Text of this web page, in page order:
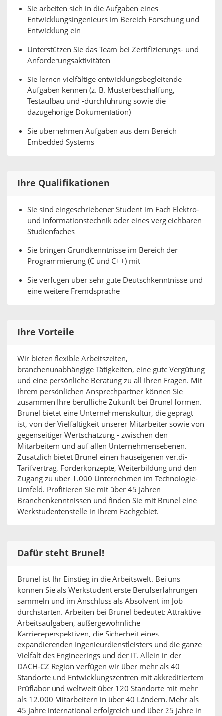
Sie arbeiten sich in die Aufgaben eines
Entwicklungsingenieurs im Bereich Forschung und
Entwicklung ein
Unterstützen Sie das Team bei Zertifizierungs- und
Anforderungsaktivitäten
Sie lernen vielfältige entwicklungsbegleitende
Aufgaben kennen (z. B. Musterbeschaffung,
Testaufbau und -durchführung sowie die
dazugehörige Dokumentation)
Sie übernehmen Aufgaben aus dem Bereich
Embedded Systems
Ihre Qualifikationen
Sie sind eingeschriebener Student im Fach Elektro-
und Informationstechnik oder eines vergleichbaren
Studienfaches
Sie bringen Grundkenntnisse im Bereich der
Programmierung (C und C++) mit
Sie verfügen über sehr gute Deutschkenntnisse und
eine weitere Fremdsprache
Ihre Vorteile
Wir bieten flexible Arbeitszeiten,
branchenunabhängige Tätigkeiten, eine gute Vergütung
und eine persönliche Beratung zu all Ihren Fragen. Mit
Ihrem persönlichen Ansprechpartner können Sie
zusammen Ihre berufliche Zukunft bei Brunel formen.
Brunel bietet eine Unternehmenskultur, die geprägt
ist, von der Vielfältigkeit unserer Mitarbeiter sowie von
gegenseitiger Wertschätzung - zwischen den
Mitarbeitern und auf allen Unternehmensebenen.
Zusätzlich bietet Brunel einen hauseigenen ver.di-
Tarifvertrag, Förderkonzepte, Weiterbildung und den
Zugang zu über 1.000 Unternehmen im Technologie-
Umfeld. Profitieren Sie mit über 45 Jahren
Branchenkenntnissen und finden Sie mit Brunel eine
Werkstudentenstelle in Ihrem Fachgebiet.
Dafür steht Brunel!
Brunel ist Ihr Einstieg in die Arbeitswelt. Bei uns
können Sie als Werkstudent erste Berufserfahrungen
sammeln und im Anschluss als Absolvent im Job
durchstarten. Arbeiten bei Brunel bedeutet: Attraktive
Arbeitsaufgaben, außergewöhnliche
Karriereperspektiven, die Sicherheit eines
expandierenden Ingenieurdienstleisters und die ganze
Vielfalt des Engineerings und der IT. Allein in der
DACH-CZ Region verfügen wir über mehr als 40
Standorte und Entwicklungszentren mit akkreditiertem
Prüflabor und weltweit über 120 Standorte mit mehr
als 12.000 Mitarbeitern in über 40 Ländern. Mehr als
45 Jahre international erfolgreich und über 25 Jahre in